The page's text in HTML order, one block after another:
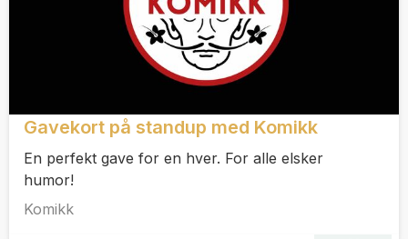
Gavekort på standup med Komikk
En perfekt gave for en hver. For alle elsker
humor!
Komikk